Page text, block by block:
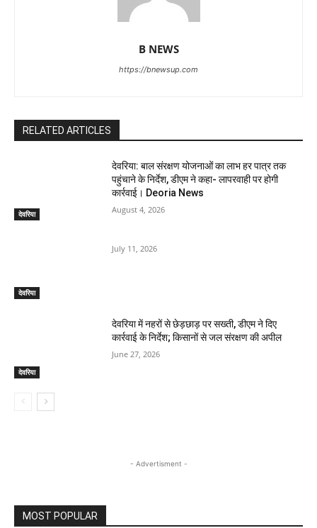
B NEWS
https://bnewsup.com
RELATED ARTICLES
देवरिया
देवरिया: बाल संरक्षण योजनाओं का लाभ हर पात्र तक
पहुंचाने के निर्देश, डीएम ने कहा- लापरवाही पर होगी
कार्रवाई। Deoria News
August 4, 2026
देवरिया
July 11, 2026
देवरिया
देवरिया में नहरों से छेड़छाड़ पर सख्ती, डीएम ने दिए
कार्रवाई के निर्देश; किसानों से जल संरक्षण की अपील
June 27, 2026
- Advertisment -
MOST POPULAR